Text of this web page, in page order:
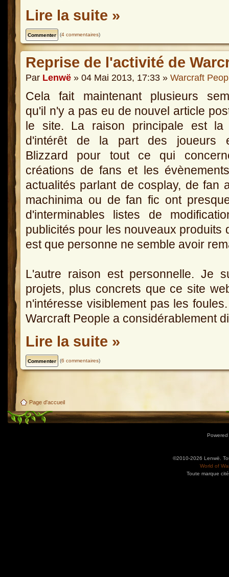
Lire la suite »
(4 commentaires)
Reprise de l'activité de
Par Lenwë » 04 Mai 2013, 17:33 » Warcraft
Cela fait maintenant plusieurs
qu'il n'y a pas eu de nouvel article
le site. La raison principale est la
d'intérêt de la part des joueurs
Blizzard pour tout ce qui
créations de fans et les
actualités parlant de cosplay, de fan
machinima ou de fan fic ont
d'interminables listes de
publicités pour les nouveaux produits
est que personne ne semble avoir
L'autre raison est personnelle. Je
projets, plus concrets que ce site
n'intéresse visiblement pas les
Warcraft People a considérablement
Lire la suite »
(6 commentaires)
Page d'accueil
©2010-2026 Lenwë.
World of
Toute marque